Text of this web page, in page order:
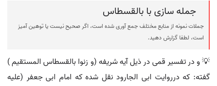
جمله سازی با بالقسطاس
جملات نمونه از منابع مختلف جمع آوری شده است، اگر صحیح نیست یا توهین آمیز
است، لطفا گزارش دهید.
💡 و در تفسير قمى در ذيل آيه شريفه (و زنوا بالقسطاس المستقيم )
گفته: كه درروايت ابى الجارود نقل شده كه امام ابى جعفر (عليه